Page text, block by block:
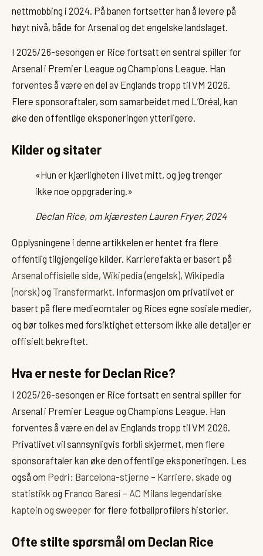
nettmobbing i 2024. På banen fortsetter han å levere på
høyt nivå, både for Arsenal og det engelske landslaget.
I 2025/26-sesongen er Rice fortsatt en sentral spiller for
Arsenal i Premier League og Champions League. Han
forventes å være en del av Englands tropp til VM 2026.
Flere sponsoraftaler, som samarbeidet med L’Oréal, kan
øke den offentlige eksponeringen ytterligere.
Kilder og sitater
«Hun er kjærligheten i livet mitt, og jeg trenger
ikke noe oppgradering.»
Declan Rice, om kjæresten Lauren Fryer, 2024
Opplysningene i denne artikkelen er hentet fra flere
offentlig tilgjengelige kilder. Karrierefakta er basert på
Arsenal offisielle side, Wikipedia (engelsk), Wikipedia
(norsk)og Transfermarkt . Informasjon om privatlivet er
basert på flere medieomtaler og Rices egne sosiale medier,
og bør tolkes med forsiktighet ettersom ikke alle detaljer er
offisielt bekreftet.
Hva er neste for Declan Rice?
I 2025/26-sesongen er Rice fortsatt en sentral spiller for
Arsenal i Premier League og Champions League. Han
forventes å være en del av Englands tropp til VM 2026.
Privatlivet vil sannsynligvis forbli skjermet, men flere
sponsoraftaler kan øke den offentlige eksponeringen. Les
også om Pedri: Barcelona-stjerne – Karriere, skade og
statistikk og Franco Baresi – AC Milans legendariske
kaptein og sweeper for flere fotballprofilers historier.
Ofte stilte spørsmål om Declan Rice